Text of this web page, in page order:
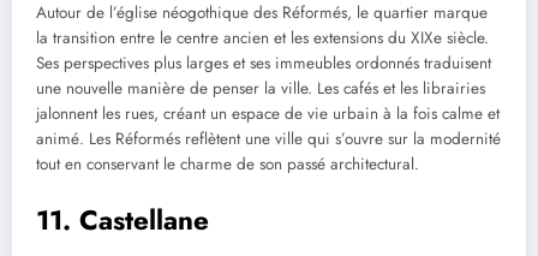
Autour de l’église néogothique des Réformés, le quartier marque
la transition entre le centre ancien et les extensions du XIXe siècle.
Ses perspectives plus larges et ses immeubles ordonnés traduisent
une nouvelle manière de penser la ville. Les cafés et les librairies
jalonnent les rues, créant un espace de vie urbain à la fois calme et
animé. Les Réformés reflètent une ville qui s’ouvre sur la modernité
tout en conservant le charme de son passé architectural.
11. Castellane